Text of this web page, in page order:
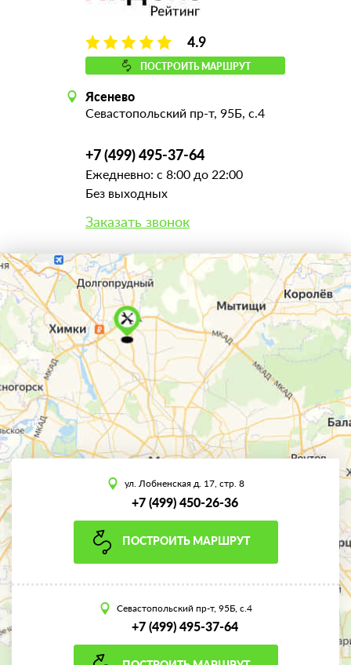
4.9
ПОСТРОИТЬ МАРШРУТ
Ясенево
Севастопольский пр-т, 95Б, с.4
+7 (499) 495-37-64
Ежедневно: с 8:00 до 22:00
Без выходных
Заказать звонок
ул. Лобненская д. 17, стр. 8
+7 (499) 450-26-36
ПОСТРОИТЬ МАРШРУТ
Севастопольский пр-т, 95Б, с.4
+7 (499) 495-37-64